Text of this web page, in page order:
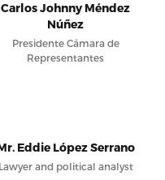
Carlos Johnny Méndez
Núñez
Presidente Cámara de
Representantes
Eddie López Serrano
Lawyer and political analyst